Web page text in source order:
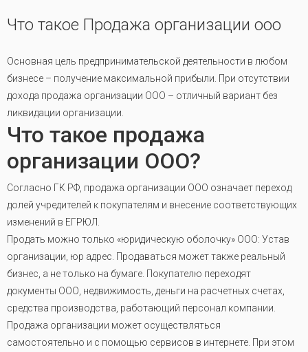
Что такое Продажа организации ооо
Основная цель предпринимательской деятельности в любом
бизнесе – получение максимальной прибыли. При отсутствии
дохода продажа организации ООО – отличный вариант без
ликвидации организации.
Что такое продажа
организации ООО?
Согласно ГК РФ, продажа организации ООО означает переход
долей учредителей к покупателям и внесение соответствующих
изменений в ЕГРЮЛ.
Продать можно только «юридическую оболочку» ООО: Устав
организации, юр адрес. Продаваться может также реальный
бизнес, а не только на бумаге. Покупателю переходят
документы ООО, недвижимость, деньги на расчетных счетах,
средства производства, работающий персонал компании.
Продажа организации может осуществляться
самостоятельно и с помощью сервисов в интернете. При этом